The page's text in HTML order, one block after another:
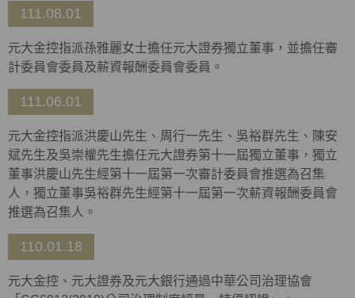
111.08.01
元大金控指派孫雅麗女士擔任元大證券獨立董事，並擔任審
計委員會委員及薪資報酬委員會委員。
111.06.01
元大金控指派洪慶山先生、周行一先生、吳裕群先生、陳安
斌先生及吳崇權先生擔任元大證券第十一屆獨立董事，獨立
董事洪慶山先生經第十一屆第一次審計委員會推選為召集
人，獨立董事吳裕群先生經第十一屆第一次薪資報酬委員會
推選為召集人。
110.01.18
元大金控、元大證券及元大銀行通過中華公司治理協會